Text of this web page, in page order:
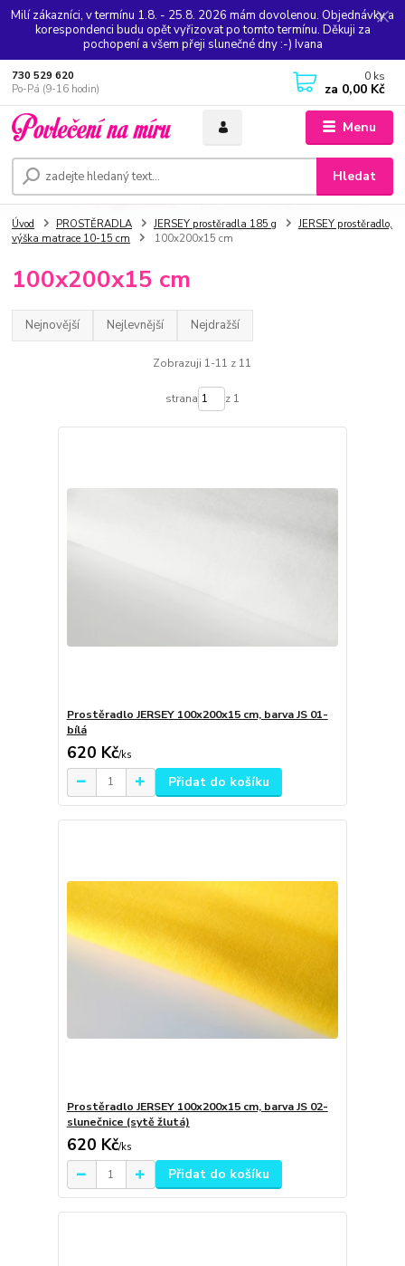
Milí zákazníci, v termínu 1.8. - 25.8. 2026 mám dovolenou. Objednávky a
korespondenci budu opět vyřizovat po tomto termínu. Děkuji za
pochopení a všem přeji slunečné dny :-) Ivana
Menu
Hledat
730 529 620
Po-Pá (9-16 hodin)
0 ks
za 0,00 Kč
Úvod PROSTĚRADLA JERSEY prostěradla 185 g
JERSEY prostěradlo,
výška matrace 10-15 cm
100x200x15 cm
100x200x15 cm
Nejnovější Nejlevnější Nejdražší
Zobrazuji 1-11 z 11
strana z 1
Prostěradlo JERSEY 100x200x15 cm, barva JS 01-
bílá
620 Kč/ks
Přidat do košíku
Prostěradlo JERSEY 100x200x15 cm, barva JS 02-
slunečnice (sytě žlutá)
620 Kč/ks
Přidat do košíku